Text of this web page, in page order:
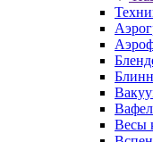
Весы